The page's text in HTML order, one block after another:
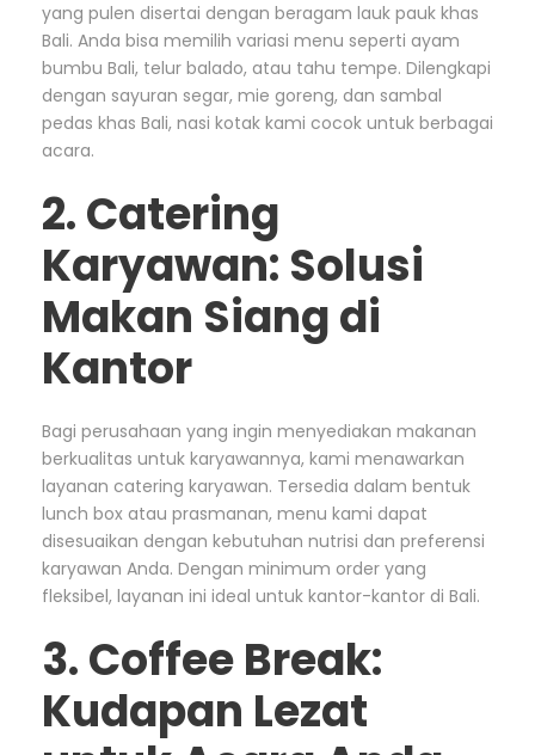
yang pulen disertai dengan beragam lauk pauk khas
Bali. Anda bisa memilih variasi menu seperti ayam
bumbu Bali, telur balado, atau tahu tempe. Dilengkapi
dengan sayuran segar, mie goreng, dan sambal
pedas khas Bali, nasi kotak kami cocok untuk berbagai
acara.
2. Catering
Karyawan: Solusi
Makan Siang di
Kantor
Bagi perusahaan yang ingin menyediakan makanan
berkualitas untuk karyawannya, kami menawarkan
layanan catering karyawan. Tersedia dalam bentuk
lunch box atau prasmanan, menu kami dapat
disesuaikan dengan kebutuhan nutrisi dan preferensi
karyawan Anda. Dengan minimum order yang
fleksibel, layanan ini ideal untuk kantor-kantor di Bali.
3. Coffee Break:
Kudapan Lezat